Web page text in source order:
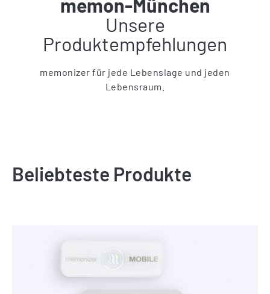
memon-München
Unsere
Produktempfehlungen
memonizer für jede Lebenslage und jeden
Lebensraum.
Beliebteste Produkte